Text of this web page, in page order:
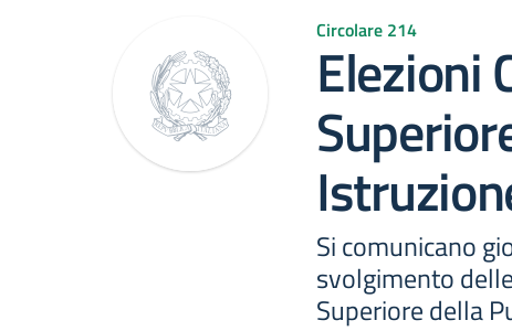
Circolare 214
Elezioni
Si comunicano
svolgimento
Superiore della